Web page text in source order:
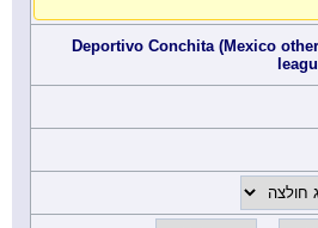
Deportivo Conchita (Mexico